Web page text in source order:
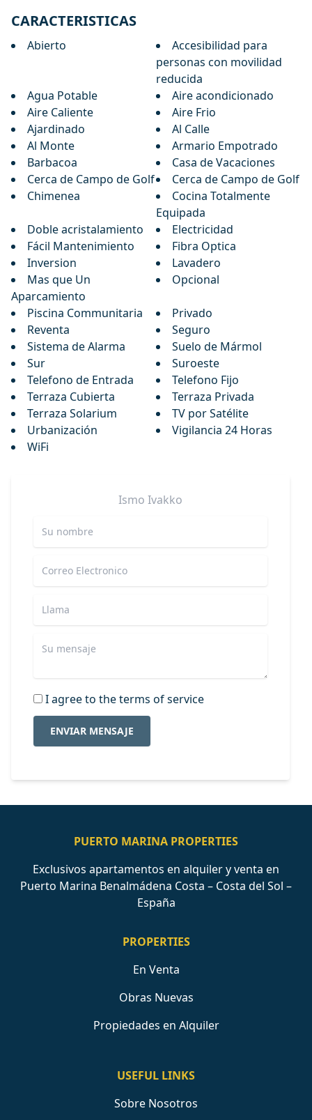
CARACTERISTICAS
Abierto
Accesibilidad para
personas con movilidad
reducida
Agua Potable
Aire acondicionado
Aire Caliente
Aire Frio
Ajardinado
Al Calle
Al Monte
Armario Empotrado
Barbacoa
Casa de Vacaciones
Cerca de Campo de Golf
Cerca de Campo de Golf
Chimenea
Cocina Totalmente
Equipada
Doble acristalamiento
Electricidad
Fácil Mantenimiento
Fibra Optica
Inversion
Lavadero
Mas que Un
Aparcamiento
Opcional
Piscina Communitaria
Privado
Reventa
Seguro
Sistema de Alarma
Suelo de Mármol
Sur
Suroeste
Telefono de Entrada
Telefono Fijo
Terraza Cubierta
Terraza Privada
Terraza Solarium
TV por Satélite
Urbanización
Vigilancia 24 Horas
WiFi
Ismo Ivakko
I agree to the terms of service
ENVIAR MENSAJE
PUERTO MARINA PROPERTIES
Exclusivos apartamentos en alquiler y venta en
Puerto Marina Benalmádena Costa – Costa del Sol –
España
PROPERTIES
En Venta
Obras Nuevas
Propiedades en Alquiler
USEFUL LINKS
Sobre Nosotros